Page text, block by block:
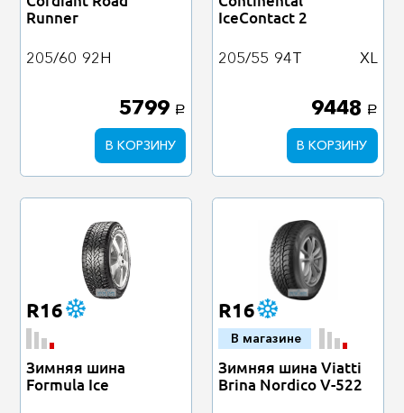
Runner
205/60 92H
5799 a
В КОРЗИНУ
IceContact 2
205/55 94T XL
9448 a
В КОРЗИНУ
R16
Зимняя шина
Formula Ice
R16
В магазине
Зимняя шина Viatti
Brina Nordico V-522